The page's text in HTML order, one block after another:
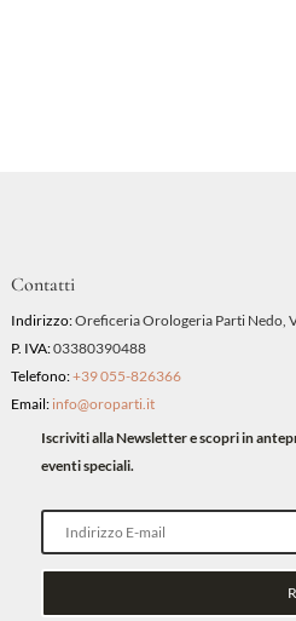
Contatti
Indirizzo:Oreficeria Orologeria Parti Nedo,
P. IVA:03380390488
Telefono:+39 055-826366
Email: info@oroparti.it
Iscriviti alla Newsletter e scopri in
eventi speciali.